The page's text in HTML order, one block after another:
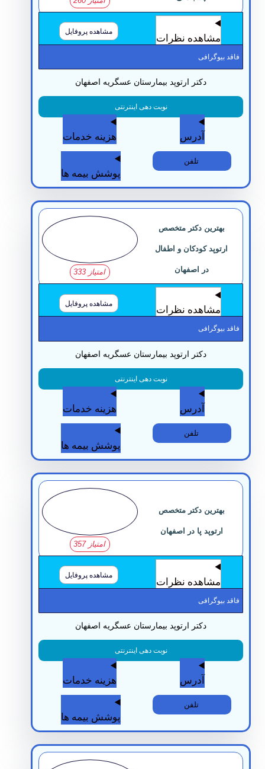
مشاهده نظرات
مشاهده پروفایل
بیوگرافی
دکتر ارتوپد بیمارستان عسگریه اصفهان
نوبت دهی اینترنتی
هزینه خدمات
پوشش بیمه ها
بهترین دکتر متخصص
ارتوپد کودکان و اطفال
در اصفهان
مشاهده نظرات
مشاهده پروفایل
بیوگرافی
دکتر ارتوپد بیمارستان عسگریه اصفهان
نوبت دهی اینترنتی
هزینه خدمات
پوشش بیمه ها
بهترین دکتر متخصص
ارتوپد پا در اصفهان
مشاهده نظرات
مشاهده پروفایل
بیوگرافی
دکتر ارتوپد بیمارستان عسگریه اصفهان
نوبت دهی اینترنتی
هزینه خدمات
پوشش بیمه ها